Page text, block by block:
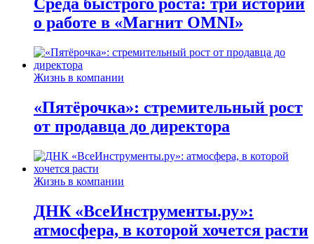
Среда быстрого роста: три истории
о работе в «Магнит OMNI»
Жизнь в компании
«Пятёрочка»: стремительный рост
от продавца до директора
Жизнь в компании
ДНК «ВсеИнструменты.ру»:
атмосфера, в которой хочется расти